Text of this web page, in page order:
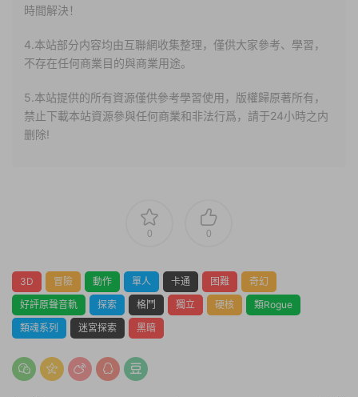
時間解決！
4.本站部分内容均由互聯網收集整理，僅供大家參考、學習，
不存在任何商業目的與商業用途。
5.本站提供的所有資源僅供參考學習使用，版權歸原著所有，
禁止下載本站資源參與任何商業和非法行爲，請于24小時之内
删除!
0 0
3D 冒險 動作 單人 卡通 困難
奇幻
好評原聲音軌
探索 格鬥 獨立 硬核
類Rogue
類魂系列
迷宮探索 黑暗